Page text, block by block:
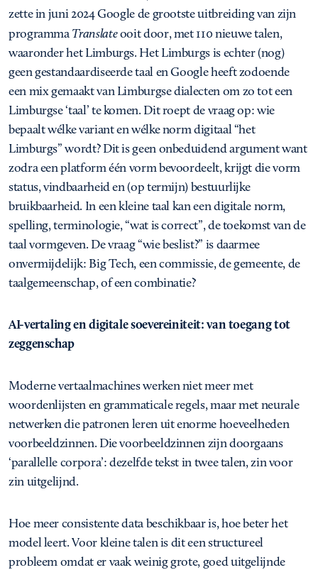
zette in juni 2024 Google de grootste uitbreiding van zijn
programmaTranslateooit door, met 110 nieuwe talen,
waaronder het Limburgs. Het Limburgs is echter (nog)
geen gestandaardiseerde taal en Google heeft zodoende
een mix gemaakt van Limburgse dialecten om zo tot een
Limburgse ‘taal’ te komen. Dit roept de vraag op: wie
bepaalt wélke variant en wélke norm digitaal “het
Limburgs” wordt? Dit is geen onbeduidend argument want
zodra een platform één vorm bevoordeelt, krijgt die vorm
status, vindbaarheid en (op termijn) bestuurlijke
bruikbaarheid. In een kleine taal kan een digitale norm,
spelling, terminologie, “wat is correct”, de toekomst van de
taal vormgeven. De vraag “wie beslist?” is daarmee
onvermijdelijk: Big Tech, een commissie, de gemeente, de
taalgemeenschap, of een combinatie?
AI-vertaling en digitale soevereiniteit: van toegang tot
zeggenschap
Moderne vertaalmachines werken niet meer met
woordenlijsten en grammaticale regels, maar met neurale
netwerken die patronen leren uit enorme hoeveelheden
voorbeeldzinnen. Die voorbeeldzinnen zijn doorgaans
‘parallelle corpora’: dezelfde tekst in twee talen, zin voor
zin uitgelijnd.
Hoe meer consistente data beschikbaar is, hoe beter het
model leert. Voor kleine talen is dit een structureel
probleem omdat er vaak weinig grote, goed uitgelijnde